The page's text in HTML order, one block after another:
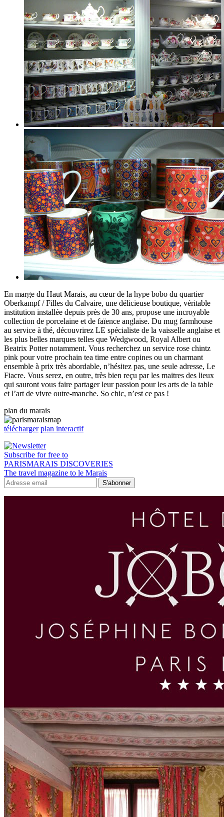
En marge du Haut Marais, au cœur de la hype bobo du quartier
Oberkampf / Filles du Calvaire, une délicieuse boutique, véritable
institution installée depuis près de 30 ans, propose une incroyable
collection de porcelaine et de faïence anglaise. Du mug farmhouse
au service à thé, découvrirez LE spécialiste de la vaisselle anglaise et
les plus belles marques telles que Wedgwood, Royal Albert ou
Beatrix Potter notamment. Vous recherchez un service rose chintz
pink pour votre prochain tea time entre copines ou un charmant
ensemble à prix très abordable, n’hésitez pas, une seule adresse, Le
Fiacre. Vous serez, en outre, très bien reçu par les maitres des lieux
qui sauront vous faire partager leur passion pour les arts de la table
et l’art de vivre outre-manche. So chic, n’est ce pas !
plan du marais
télécharger plan interactif
Subscribe for free to
PARISMARAIS DISCOVERIES
The travel magazine to le Marais